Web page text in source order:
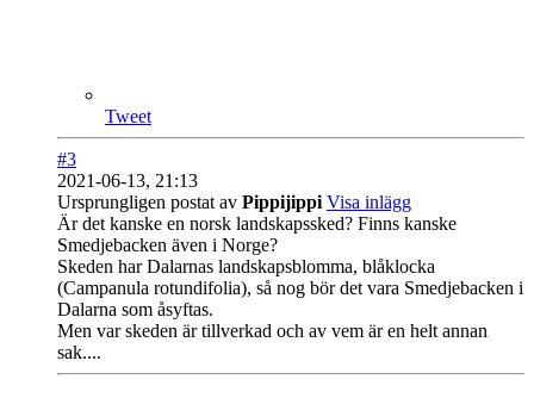
Tweet
#3
2021-06-13, 21:13
Ursprungligen postat av Pippijippi Visa inlägg
Är det kanske en norsk landskapssked? Finns kanske
Smedjebacken även i Norge?
Skeden har Dalarnas landskapsblomma, blåklocka
(Campanula rotundifolia), så nog bör det vara Smedjebacken i
Dalarna som åsyftas.
Men var skeden är tillverkad och av vem är en helt annan
sak....